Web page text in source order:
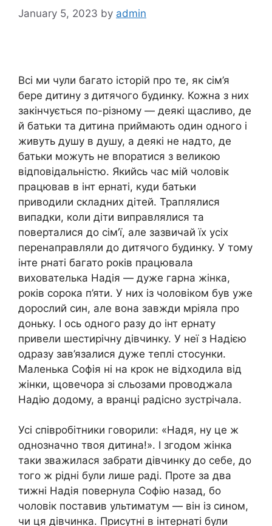
January 5, 2023 by admin
Всі ми чули багато історій про те, як сім’я
бере дитину з дитячого будинку. Кожна з них
закінчується по-різному — деякі щасливо, де
й батьки та дитина приймають один одного і
живуть душу в душу, а деякі не надто, де
батьки можуть не впоратися з великою
відповідальністю. Якийсь час мій чоловік
працював в інт ернаті, куди батьки
приводили складних дітей. Траплялися
випадки, коли діти виправлялися та
поверталися до сім’ї, але зазвичай їх усіх
перенаправляли до дитячого будинку. У тому
інте рнаті багато років працювала
вихователька Надія — дуже гарна жінка,
років сорока п’яти. У них із чоловіком був уже
дорослий син, але вона завжди мріяла про
доньку. І ось одного разу до інт ернату
привели шестирічну дівчинку. У неї з Надією
одразу зав’язалися дуже теплі стосунки.
Маленька Софія ні на крок не відходила від
жінки, щовечора зі сльозами проводжала
Надію додому, а вранці радісно зустрічала.
Усі співробітники говорили: «Надя, ну це ж
однозначно твоя дитина!». І згодом жінка
таки зважилася забрати дівчинку до себе, до
того ж рідні були лише раді. Проте за два
тижні Надія повернула Софію назад, бо
чоловік поставив ультиматум — він із сином,
чи ця дівчинка. Присутні в інтернаті були